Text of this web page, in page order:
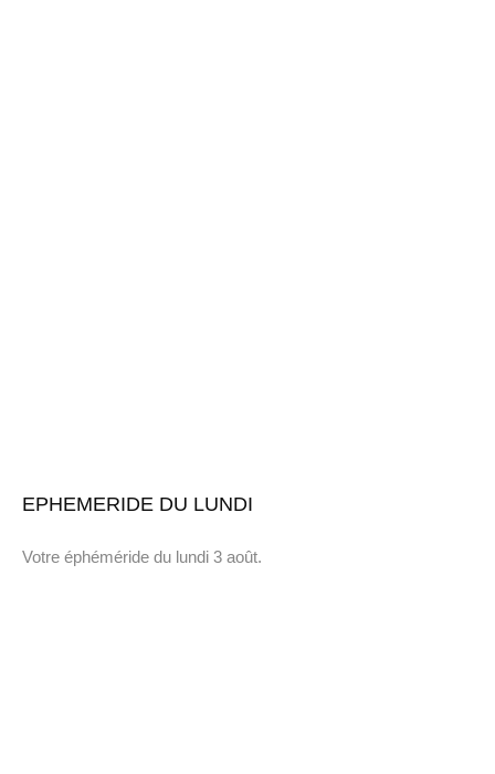
EPHEMERIDE DU LUNDI
Votre éphéméride du lundi 3 août.